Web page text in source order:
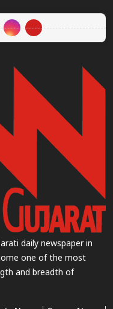
daily newspaper in
one of the most
and breadth of